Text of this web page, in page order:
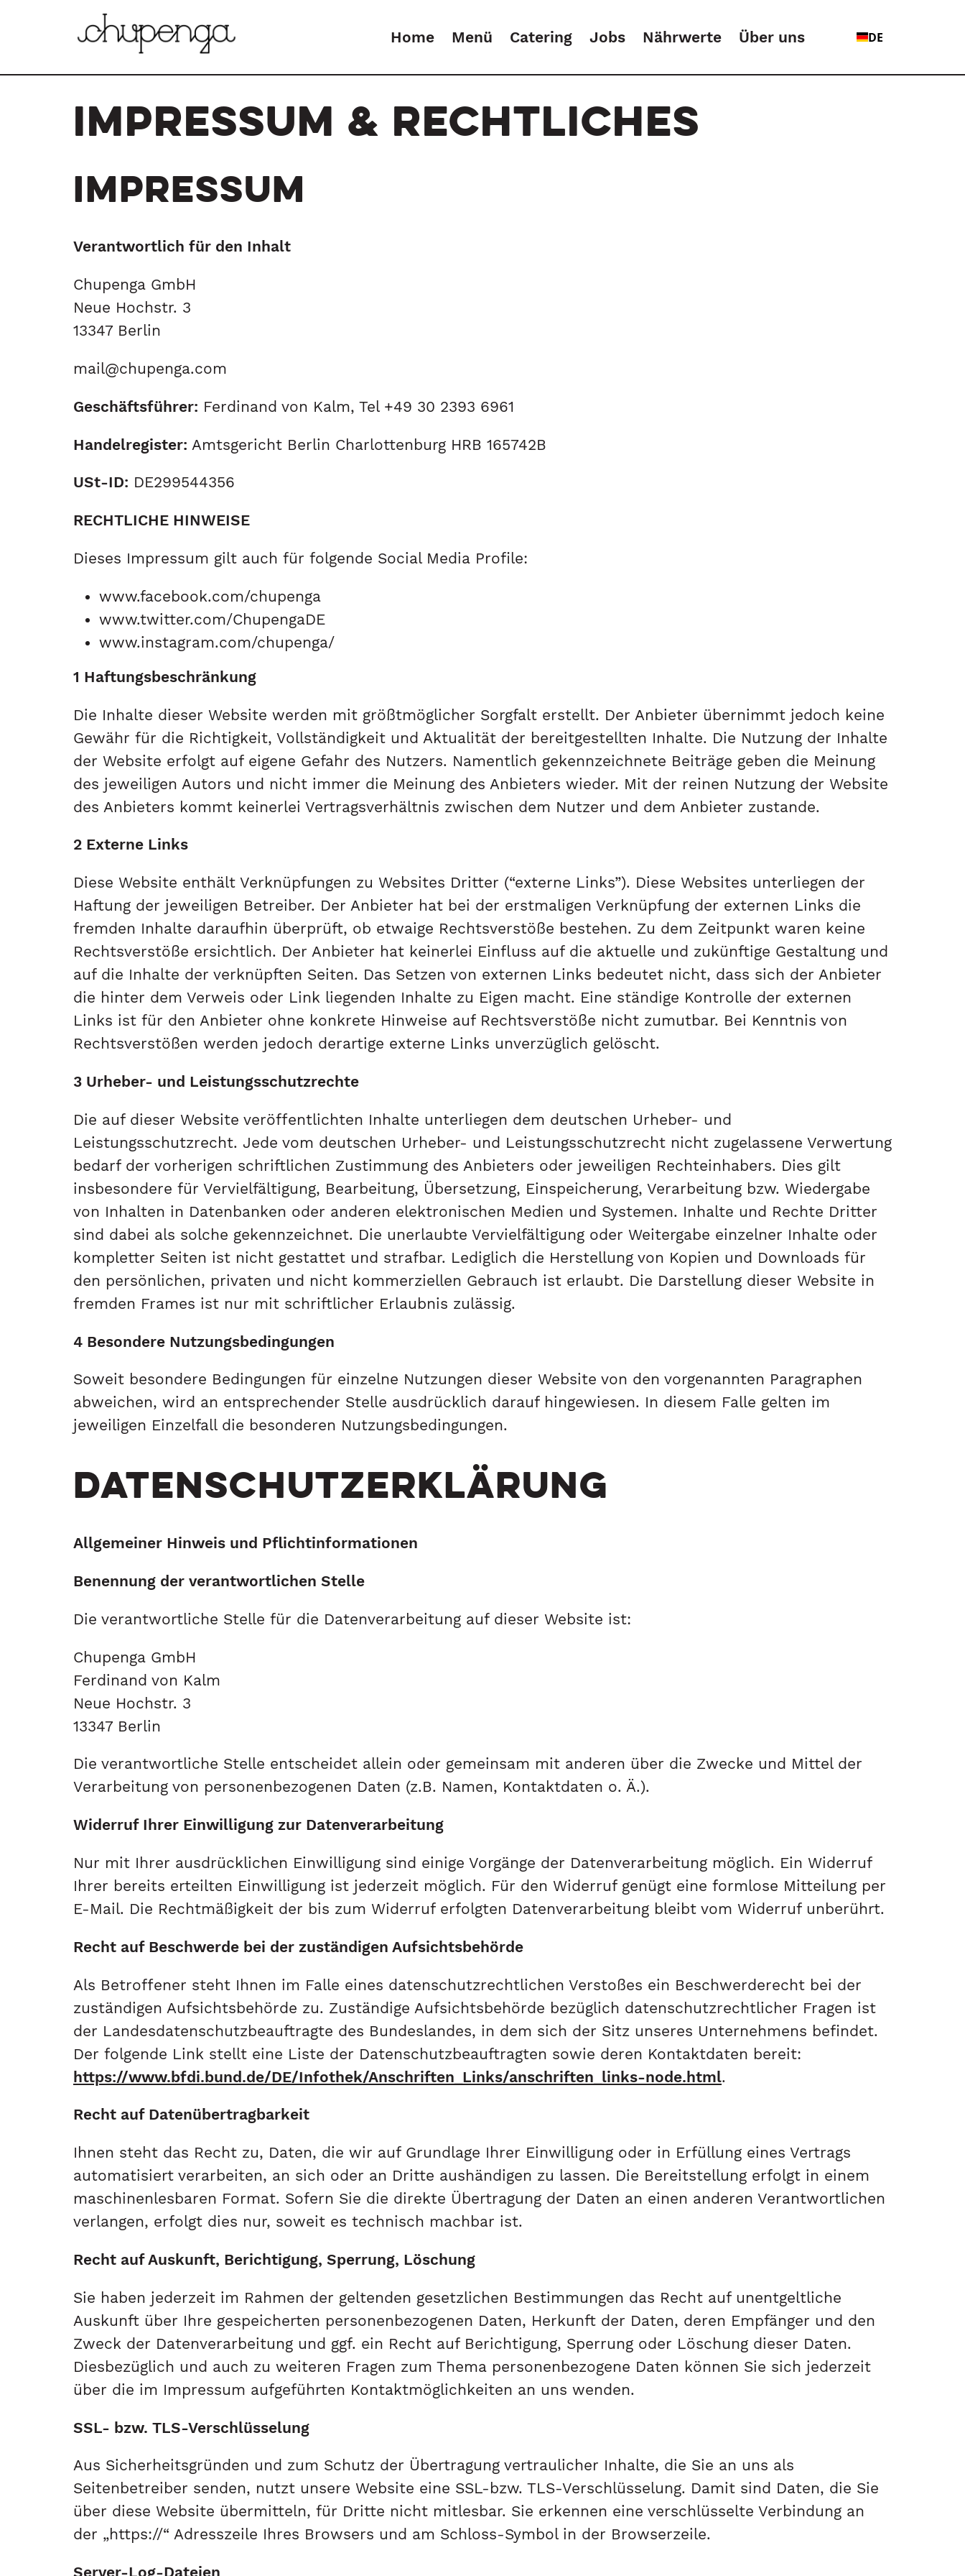
Home Menü Catering Jobs Nährwerte Über uns DE
Impressum & RECHTLICHES
IMPRESSUM
Verantwortlich für den Inhalt
Chupenga GmbH
Neue Hochstr. 3
13347 Berlin
mail@chupenga.com
Geschäftsführer: Ferdinand von Kalm, Tel +49 30 2393 6961
Handelregister: Amtsgericht Berlin Charlottenburg HRB 165742B
USt-ID: DE299544356
RECHTLICHE HINWEISE
Dieses Impressum gilt auch für folgende Social Media Profile:
www.facebook.com/chupenga
www.twitter.com/ChupengaDE
www.instagram.com/chupenga/
1 Haftungsbeschränkung
Die Inhalte dieser Website werden mit größtmöglicher Sorgfalt erstellt. Der Anbieter übernimmt jedoch keine
Gewähr für die Richtigkeit, Vollständigkeit und Aktualität der bereitgestellten Inhalte. Die Nutzung der Inhalte
der Website erfolgt auf eigene Gefahr des Nutzers. Namentlich gekennzeichnete Beiträge geben die Meinung
des jeweiligen Autors und nicht immer die Meinung des Anbieters wieder. Mit der reinen Nutzung der Website
des Anbieters kommt keinerlei Vertragsverhältnis zwischen dem Nutzer und dem Anbieter zustande.
2 Externe Links
Diese Website enthält Verknüpfungen zu Websites Dritter (“externe Links”). Diese Websites unterliegen der
Haftung der jeweiligen Betreiber. Der Anbieter hat bei der erstmaligen Verknüpfung der externen Links die
fremden Inhalte daraufhin überprüft, ob etwaige Rechtsverstöße bestehen. Zu dem Zeitpunkt waren keine
Rechtsverstöße ersichtlich. Der Anbieter hat keinerlei Einfluss auf die aktuelle und zukünftige Gestaltung und
auf die Inhalte der verknüpften Seiten. Das Setzen von externen Links bedeutet nicht, dass sich der Anbieter
die hinter dem Verweis oder Link liegenden Inhalte zu Eigen macht. Eine ständige Kontrolle der externen
Links ist für den Anbieter ohne konkrete Hinweise auf Rechtsverstöße nicht zumutbar. Bei Kenntnis von
Rechtsverstößen werden jedoch derartige externe Links unverzüglich gelöscht.
3 Urheber- und Leistungsschutzrechte
Die auf dieser Website veröffentlichten Inhalte unterliegen dem deutschen Urheber- und
Leistungsschutzrecht. Jede vom deutschen Urheber- und Leistungsschutzrecht nicht zugelassene Verwertung
bedarf der vorherigen schriftlichen Zustimmung des Anbieters oder jeweiligen Rechteinhabers. Dies gilt
insbesondere für Vervielfältigung, Bearbeitung, Übersetzung, Einspeicherung, Verarbeitung bzw. Wiedergabe
von Inhalten in Datenbanken oder anderen elektronischen Medien und Systemen. Inhalte und Rechte Dritter
sind dabei als solche gekennzeichnet. Die unerlaubte Vervielfältigung oder Weitergabe einzelner Inhalte oder
kompletter Seiten ist nicht gestattet und strafbar. Lediglich die Herstellung von Kopien und Downloads für
den persönlichen, privaten und nicht kommerziellen Gebrauch ist erlaubt. Die Darstellung dieser Website in
fremden Frames ist nur mit schriftlicher Erlaubnis zulässig.
4 Besondere Nutzungsbedingungen
Soweit besondere Bedingungen für einzelne Nutzungen dieser Website von den vorgenannten Paragraphen
abweichen, wird an entsprechender Stelle ausdrücklich darauf hingewiesen. In diesem Falle gelten im
jeweiligen Einzelfall die besonderen Nutzungsbedingungen.
DATENSCHUTZERKLÄRUNG
Allgemeiner Hinweis und Pflichtinformationen
Benennung der verantwortlichen Stelle
Die verantwortliche Stelle für die Datenverarbeitung auf dieser Website ist:
Chupenga GmbH
Ferdinand von Kalm
Neue Hochstr. 3
13347 Berlin
Die verantwortliche Stelle entscheidet allein oder gemeinsam mit anderen über die Zwecke und Mittel der
Verarbeitung von personenbezogenen Daten (z.B. Namen, Kontaktdaten o. Ä.).
Widerruf Ihrer Einwilligung zur Datenverarbeitung
Nur mit Ihrer ausdrücklichen Einwilligung sind einige Vorgänge der Datenverarbeitung möglich. Ein Widerruf
Ihrer bereits erteilten Einwilligung ist jederzeit möglich. Für den Widerruf genügt eine formlose Mitteilung per
E-Mail. Die Rechtmäßigkeit der bis zum Widerruf erfolgten Datenverarbeitung bleibt vom Widerruf unberührt.
Recht auf Beschwerde bei der zuständigen Aufsichtsbehörde
Als Betroffener steht Ihnen im Falle eines datenschutzrechtlichen Verstoßes ein Beschwerderecht bei der
zuständigen Aufsichtsbehörde zu. Zuständige Aufsichtsbehörde bezüglich datenschutzrechtlicher Fragen ist
der Landesdatenschutzbeauftragte des Bundeslandes, in dem sich der Sitz unseres Unternehmens befindet.
Der folgende Link stellt eine Liste der Datenschutzbeauftragten sowie deren Kontaktdaten bereit:
https://www.bfdi.bund.de/DE/Infothek/Anschriften_Links/anschriften_links-node.html.
Recht auf Datenübertragbarkeit
Ihnen steht das Recht zu, Daten, die wir auf Grundlage Ihrer Einwilligung oder in Erfüllung eines Vertrags
automatisiert verarbeiten, an sich oder an Dritte aushändigen zu lassen. Die Bereitstellung erfolgt in einem
maschinenlesbaren Format. Sofern Sie die direkte Übertragung der Daten an einen anderen Verantwortlichen
verlangen, erfolgt dies nur, soweit es technisch machbar ist.
Recht auf Auskunft, Berichtigung, Sperrung, Löschung
Sie haben jederzeit im Rahmen der geltenden gesetzlichen Bestimmungen das Recht auf unentgeltliche
Auskunft über Ihre gespeicherten personenbezogenen Daten, Herkunft der Daten, deren Empfänger und den
Zweck der Datenverarbeitung und ggf. ein Recht auf Berichtigung, Sperrung oder Löschung dieser Daten.
Diesbezüglich und auch zu weiteren Fragen zum Thema personenbezogene Daten können Sie sich jederzeit
über die im Impressum aufgeführten Kontaktmöglichkeiten an uns wenden.
SSL- bzw. TLS-Verschlüsselung
Aus Sicherheitsgründen und zum Schutz der Übertragung vertraulicher Inhalte, die Sie an uns als
Seitenbetreiber senden, nutzt unsere Website eine SSL-bzw. TLS-Verschlüsselung. Damit sind Daten, die Sie
über diese Website übermitteln, für Dritte nicht mitlesbar. Sie erkennen eine verschlüsselte Verbindung an
der „https://“ Adresszeile Ihres Browsers und am Schloss-Symbol in der Browserzeile.